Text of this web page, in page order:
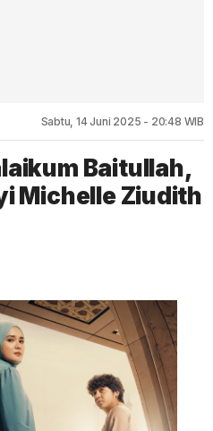
Sabtu, 14 Juni 2025 - 20:48 WIB
Baitullah,
Michelle Ziudith